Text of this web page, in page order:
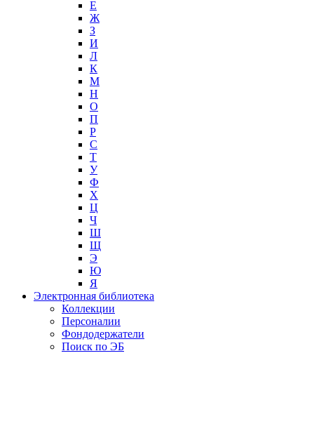
Е
Ж
З
И
Л
К
М
Н
О
П
Р
С
Т
У
Ф
Х
Ц
Ч
Ш
Щ
Э
Ю
Я
Электронная библиотека
Коллекции
Персоналии
Фондодержатели
Поиск по ЭБ